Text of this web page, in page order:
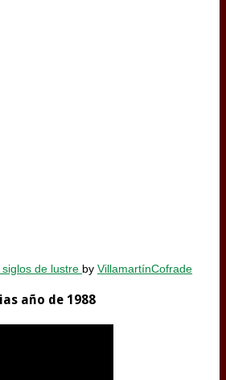
de lustre by VillamartínCofrade
año de 1988